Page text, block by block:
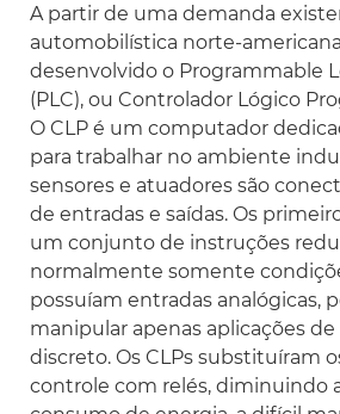
A partir de uma demanda
automobilística norte-
desenvolvido o Programmable
(PLC), ou Controlador Lógico
O CLP é um computador
para trabalhar no ambiente
sensores e atuadores são
de entradas e saídas. Os
um conjunto de instruções
normalmente somente
possuíam entradas analógicas,
manipular apenas aplicações
discreto. Os CLPs substituíram
controle com relés, diminuindo